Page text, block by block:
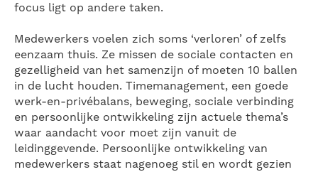
focus ligt op andere taken.
Medewerkers voelen zich soms ‘verloren’ of zelfs
eenzaam thuis. Ze missen de sociale contacten en
gezelligheid van het samenzijn of moeten 10 ballen
in de lucht houden. Timemanagement, een goede
werk-en-privébalans, beweging, sociale verbinding
en persoonlijke ontwikkeling zijn actuele thema’s
waar aandacht voor moet zijn vanuit de
leidinggevende. Persoonlijke ontwikkeling van
medewerkers staat nagenoeg stil en wordt gezien